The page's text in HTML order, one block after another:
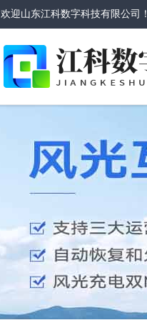
欢迎山东江科数字科技有限公司！